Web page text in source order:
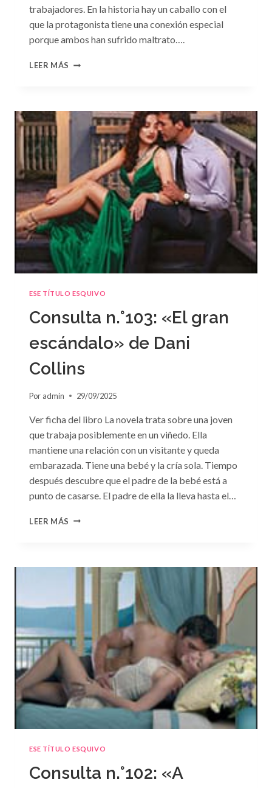
trabajadores. En la historia hay un caballo con el
que la protagonista tiene una conexión especial
porque ambos han sufrido maltrato….
LEER MÁS CONSULTA
ESE TÍTULO ESQUIVO
Consulta n.°103: «El gran
escándalo» de Dani
Collins
Por admin 29/09/2025
Ver ficha del libro La novela trata sobre una joven
que trabaja posiblemente en un viñedo. Ella
mantiene una relación con un visitante y queda
embarazada. Tiene una bebé y la cría sola. Tiempo
después descubre que el padre de la bebé está a
punto de casarse. El padre de ella la lleva hasta el…
LEER MÁS CONSULTA
GRAN
ESCÁNDALO»
DANI
ESE TÍTULO ESQUIVO
Consulta n.°102: «A